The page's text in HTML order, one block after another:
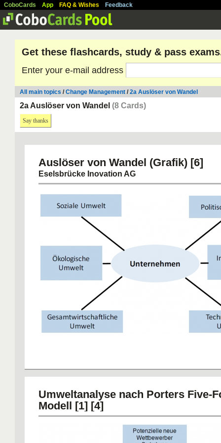
CoboCards App FAQ & Wishes Feedback
Get these flashcards, study & pass
Enter your e-mail address
All main topics /Change Management /2a Auslöser von Wandel
2a Auslöser von Wandel (8 Cards)
Say thanks
Auslöser von Wandel (Grafik) [6]
Eselsbrücke Inovation AG
Soziale Umwelt
Ökologische Umwelt
Gesamtwirtschaftliche Umwelt
Institutionelle Umwelt
politische Umwelt
Umweltanalyse nach Porters Five-
Modell [1] [4]